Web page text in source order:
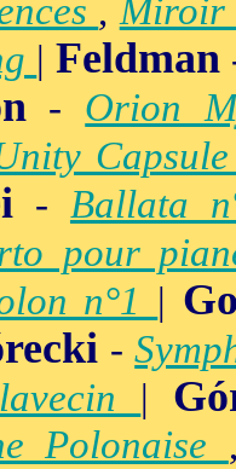
,Miroir
|Feldman
- Orion
- Ballata
pour
n°1 |
-
|
Polonaise